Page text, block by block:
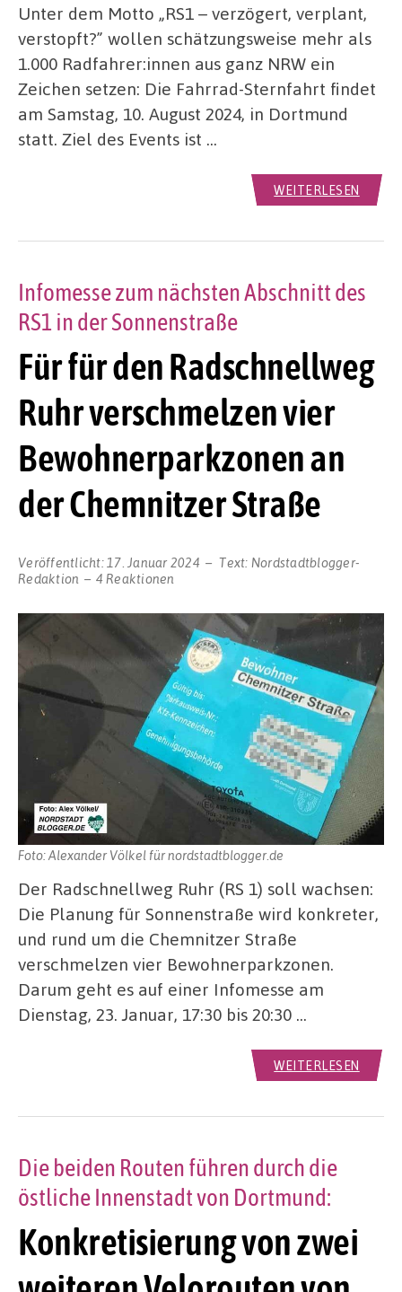
Unter dem Motto „RS1 – verzögert, verplant,
verstopft?” wollen schätzungsweise mehr als
1.000 Radfahrer:innen aus ganz NRW ein
Zeichen setzen: Die Fahrrad-Sternfahrt findet
am Samstag, 10. August 2024, in Dortmund
statt. Ziel des Events ist …
WEITERLESEN
Für für den Radschnellweg
Ruhr verschmelzen vier
Bewohnerparkzonen an
der Chemnitzer Straße
Infomesse zum nächsten Abschnitt des
RS1 in der Sonnenstraße
Veröffentlicht: 17. Januar 2024 Text: Nordstadtblogger-
Redaktion
4 Reaktionen
Foto: Alexander Völkel für nordstadtblogger.de
Der Radschnellweg Ruhr (RS 1) soll wachsen:
Die Planung für Sonnenstraße wird konkreter,
und rund um die Chemnitzer Straße
verschmelzen vier Bewohnerparkzonen.
Darum geht es auf einer Infomesse am
Dienstag, 23. Januar, 17:30 bis 20:30 …
WEITERLESEN
Konkretisierung von zwei
Die beiden Routen führen durch die
östliche Innenstadt von Dortmund: